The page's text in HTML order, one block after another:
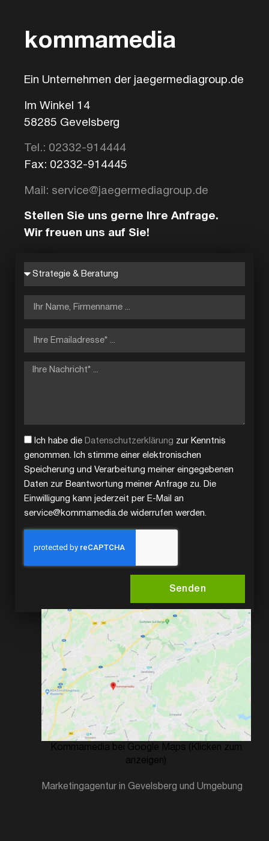
kommamedia
Ein Unternehmen der jaegermediagroup.de
Im Winkel 14
58285 Gevelsberg
Tel.: 02332-914444
Fax: 02332-914445
Mail: service@jaegermediagroup.de
Stellen Sie uns gerne Ihre Anfrage.
Wir freuen uns auf Sie!
Ich habe die Datenschutzerklärung zur Kenntnis
genommen. Ich stimme einer elektronischen
Speicherung und Verarbeitung meiner eingegebenen
Daten zur Beantwortung meiner Anfrage zu. Die
Einwilligung kann jederzeit per E-Mail an
service@kommamedia.de widerrufen werden.
Senden
Kommamedia bei Google Maps (Klicken zum
anzeigen)
Marketingagentur in Gevelsberg und Umgebung